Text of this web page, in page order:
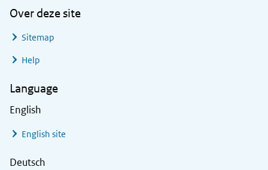
Over deze site
Sitemap
Help
Language
English
English site
Deutsch